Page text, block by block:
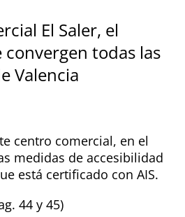
El Saler, el
todas las
Valencia
centro comercial, en el
medidas de accesibilidad
está certificado con AIS.
44 y 45)